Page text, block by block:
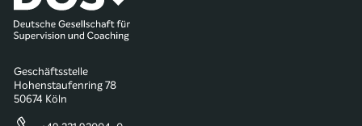
Geschäftsstelle
Hohenstaufenring 78
50674 Köln